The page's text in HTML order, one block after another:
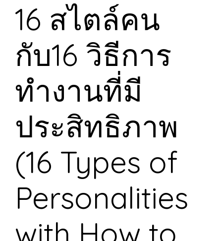
16 สไตล์คน
กับ16 วิธีการ
ทำงานที่มี
ประสิทธิภาพ
(16 Types of
Personalities
with How to